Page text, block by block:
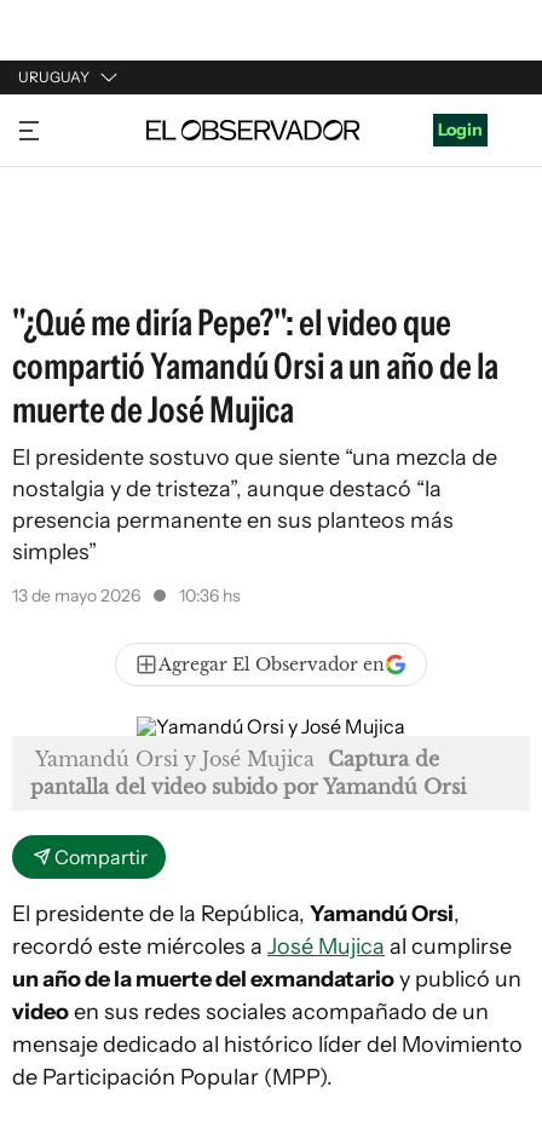
URUGUAY
URUGUAY
ARGENTINA
Login
"¿Qué me diría Pepe?": el video que
compartió Yamandú Orsi a un año de la
muerte de José Mujica
El presidente sostuvo que siente “una mezcla de
nostalgia y de tristeza”, aunque destacó “la
presencia permanente en sus planteos más
simples”
13 de mayo 2026 10:36 hs
Agregar El Observador en
Yamandú Orsi y José Mujica Captura de
pantalla del video subido por Yamandú Orsi
Compartir
El presidente de la República, Yamandú Orsi,
recordó este miércoles a José Mujica al cumplirse
un año de la muerte del exmandatarioy publicó un
videoen sus redes sociales acompañado de un
mensaje dedicado al histórico líder del Movimiento
de Participación Popular (MPP).